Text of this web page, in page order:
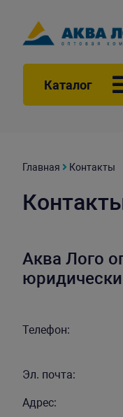
Каталог
Главная Контакты
Аква Лого
Телефон:
Эл. почта:
Адрес: